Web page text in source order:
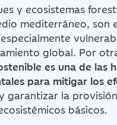
y ecosistemas
mediterráneo, son
global. Por
es una de las
para mitigar los
garantizar la
básicos.